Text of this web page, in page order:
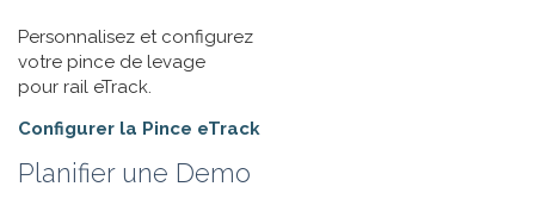
Personnalisez et configurez
votre pince de levage
pour rail eTrack.
Configurer la Pince eTrack
Planifier une Demo